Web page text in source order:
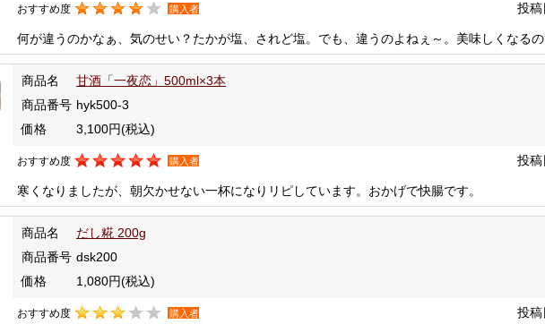
投稿
おすすめ度 購入者
何が違うのかなぁ、気のせい？たかが塩、されど塩。でも、違うのよねぇ～。美味しくなるの
商品名
甘酒「一夜恋」500ml×3本
商品番号 hyk500-3
価格
3,100円(税込)
投稿
おすすめ度 購入者
寒くなりましたが、朝欠かせない一杯になりリピしています。おかげで快腸です。
商品名
だし糀 200g
商品番号 dsk200
価格
1,080円(税込)
投稿
おすすめ度 購入者